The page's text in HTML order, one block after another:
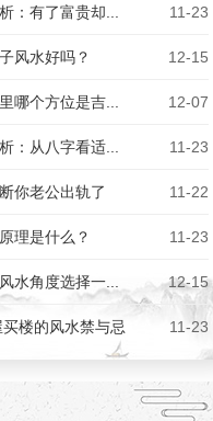
：有了富贵却... 11-23
风水好吗？ 12-15
哪个方位是吉... 12-07
：从八字看适... 11-23
你老公出轨了 11-22
理是什么？ 11-23
水角度选择一... 12-15
楼的风水禁与忌 11-23